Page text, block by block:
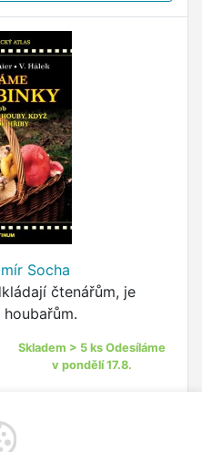
Socha
čtenářům, je
Skladem > 5 ks Odesíláme
v pondělí 17.8.